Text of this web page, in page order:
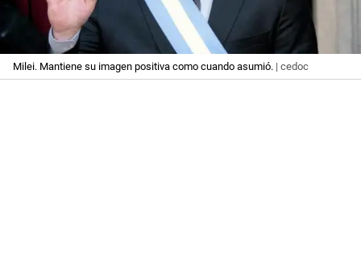
Milei. Mantiene su imagen positiva como cuando asumió. | cedoc